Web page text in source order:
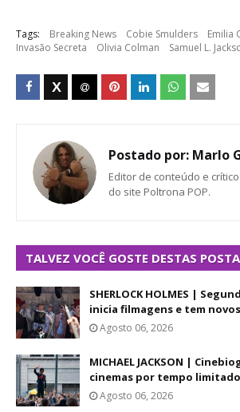
Tags: Breaking News Cobie Smulders
Emilia
Invasão Secreta
Olivia Colman Samuel L.
Postado por: Marlo
Editor de conteúdo e
do site Poltrona POP.
TALVEZ VOCÊ GOSTE DESTAS
SHERLOCK HOLMES |
inicia filmagens e tem
Agosto 06, 2026
MICHAEL JACKSON |
cinemas por tempo
Agosto 06, 2026